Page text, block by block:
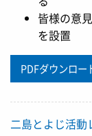
皆様の意
を設置
PDFダウンロー
二島とよじ活動